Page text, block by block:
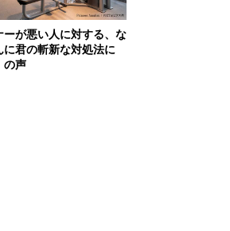
が悪い人に対する、な
君の斬新な対処法に
の声